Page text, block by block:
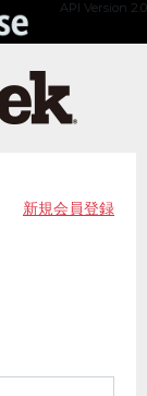
API Version 2.0
新規会員登録